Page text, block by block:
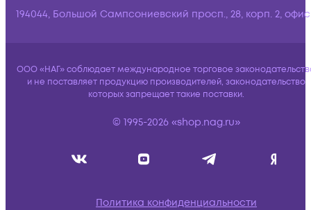
194044, Большой Сампсониевский просп., 28, корп. 2,
ООО «НАГ» соблюдает международное торговое
и не поставляет продукцию производителей, законодательство
которых запрещает такие поставки.
© 1995-2026 «shop.nag.ru»
Политика конфиденциальности